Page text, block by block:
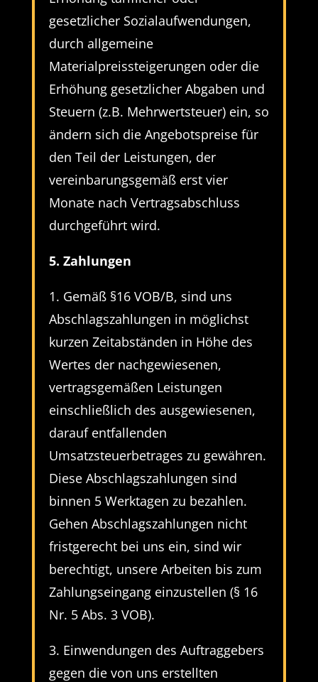
gesetzlicher Sozialaufwendungen,
durch allgemeine
Materialpreissteigerungen oder die
Erhöhung gesetzlicher Abgaben und
Steuern (z.B. Mehrwertsteuer) ein, so
ändern sich die Angebotspreise für
den Teil der Leistungen, der
vereinbarungsgemäß erst vier
Monate nach Vertragsabschluss
durchgeführt wird.
5. Zahlungen
1. Gemäß §16 VOB/B, sind uns
Abschlagszahlungen in möglichst
kurzen Zeitabständen in Höhe des
Wertes der nachgewiesenen,
vertragsgemäßen Leistungen
einschließlich des ausgewiesenen,
darauf entfallenden
Umsatzsteuerbetrages zu gewähren.
Diese Abschlagszahlungen sind
binnen 5 Werktagen zu bezahlen.
Gehen Abschlagszahlungen nicht
fristgerecht bei uns ein, sind wir
berechtigt, unsere Arbeiten bis zum
Zahlungseingang einzustellen (§ 16
Nr. 5 Abs. 3 VOB).
3. Einwendungen des Auftraggebers
gegen die von uns erstellten